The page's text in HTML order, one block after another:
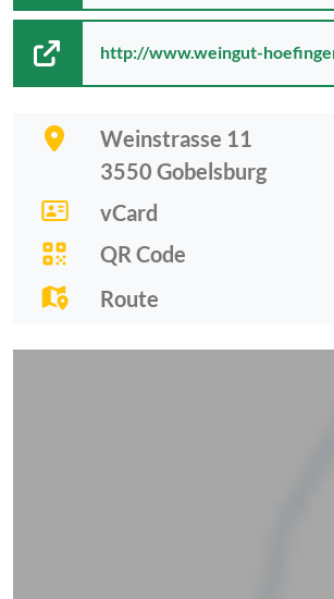
Weinstrasse 11
3550 Gobelsburg
vCard
QR Code
Route
http://www.weingut-